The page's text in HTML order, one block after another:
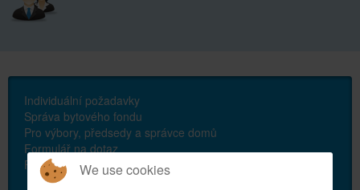
Individuální požadavky
Správa bytového fondu
Pro výbory, předsedy a správce domů
Formulář na dotaz
FAQ
We use cookies